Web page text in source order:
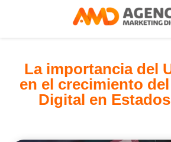
La importancia del
en el crecimiento
Digital en